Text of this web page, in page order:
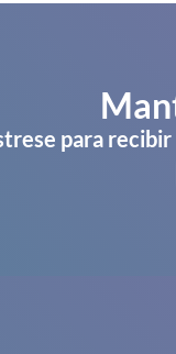
para recibir